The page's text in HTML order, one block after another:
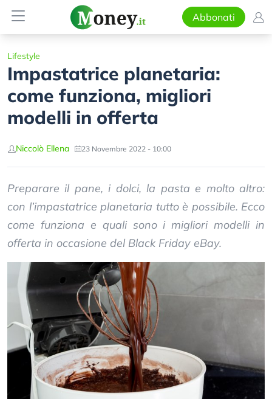
Abbonati
Lifestyle
Impastatrice planetaria:
come funziona, migliori
modelli in offerta
Niccolò Ellena 23 Novembre 2022 - 10:00
Preparare il pane, i dolci, la pasta e molto altro:
con l’impastatrice planetaria tutto è possibile. Ecco
come funziona e quali sono i migliori modelli in
offerta in occasione del Black Friday eBay.